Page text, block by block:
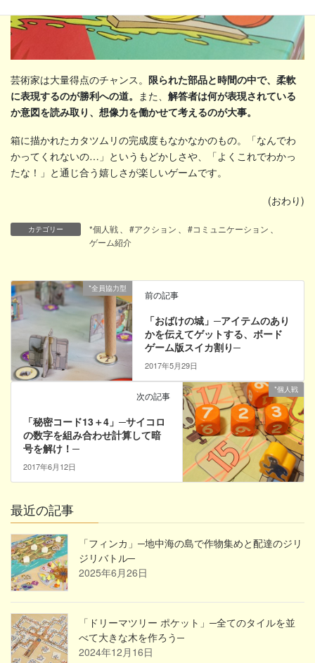
芸術家は大量得点のチャンス。 限られた部品と時間の中で、柔軟
に表現するのが勝利への道。 また、 解答者は何が表現されている
か意図を読み取り、想像力を働かせて考えるのが大事。
箱に描かれたカタツムリの完成度もなかなかのもの。「なんでわ
かってくれないの…」というもどかしさや、「よくこれでわかっ
たな！」と通じ合う嬉しさが楽しいゲームです。
(おわり)
カテゴリー *個人戦 #アクション #コミュニケーション
ゲーム紹介
*全員協力型
前の記事
「おばけの城」─アイテムのあり
かを伝えてゲットする、ボード
ゲーム版スイカ割り─
2017年5月29日
*個人戦
次の記事
「秘密コード13＋4」─サイコロ
の数字を組み合わせ計算して暗
号を解け！─
2017年6月12日
最近の記事
「フィンカ」─地中海の島で作物集めと配達のジリ
ジリバトル─
2025年6月26日
「ドリーマツリー ポケット」─全てのタイルを並
べて大きな木を作ろう─
2024年12月16日